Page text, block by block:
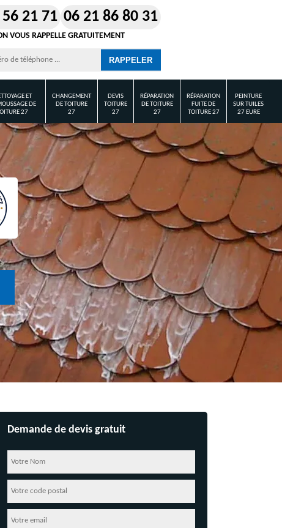
21 71 06 21 86 80 31
VOUS RAPPELLE GRATUITEMENT
ET
DE
27
CHANGEMENT
DE TOITURE
27
DEVIS
TOITURE
27
RÉPARATION
DE TOITURE
27
RÉPARATION
FUITE DE
TOITURE 27
PEINTURE
SUR TUILES
27 EURE
Demande de devis gratuit